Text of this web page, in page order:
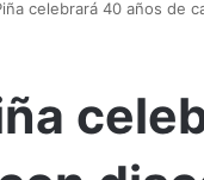
celebrará 40 años de